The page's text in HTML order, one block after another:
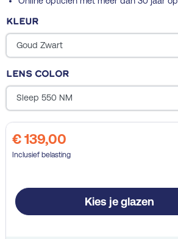
Kleur
Lens color
€ 139,00
Inclusief belasting
Kies je glazen